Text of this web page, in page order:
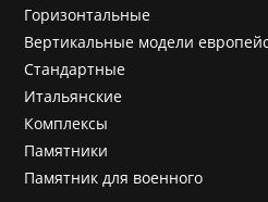
Горизонтальные
Вертикальные модели
Cтандартные
Итальянские
Комплексы
Памятники
Памятник для военного